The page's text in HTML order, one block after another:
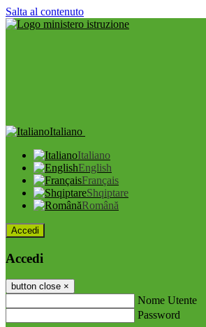
Salta al contenuto
Italiano
Italiano
English
Français
Shqiptare
Română
Accedi
Accedi
button close ×
Nome Utente
Password